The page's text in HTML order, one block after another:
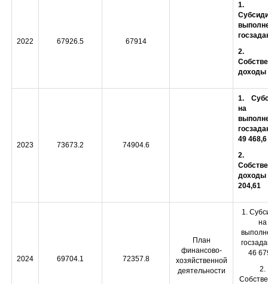
2022 67926.5 67914
доходы
2023 73673.2 74904.6
1.
на
49 468,6
2.
204,61
2024 69704.1 72357.8
План
финансово-
хозяйственной
деятельности
1.
на
46
2.